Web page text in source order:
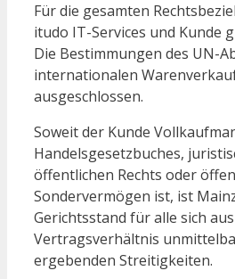
Für die gesamten
itudo IT-Services und Kunde
Die Bestimmungen des UN-
internationalen Warenverkauf
ausgeschlossen.
Soweit der Kunde
Handelsgesetzbuches,
öffentlichen Rechts oder
Sondervermögen ist, ist
Gerichtsstand für alle sich
Vertragsverhältnis
ergebenden Streitigkeiten.